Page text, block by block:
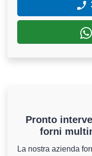
Pronto
forni
La nostra azienda